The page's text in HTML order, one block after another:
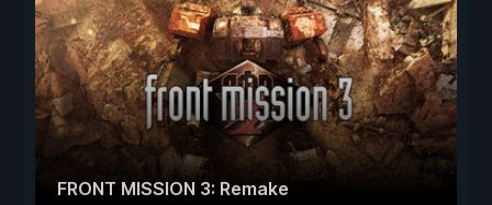
FRONT MISSION 3: Remake